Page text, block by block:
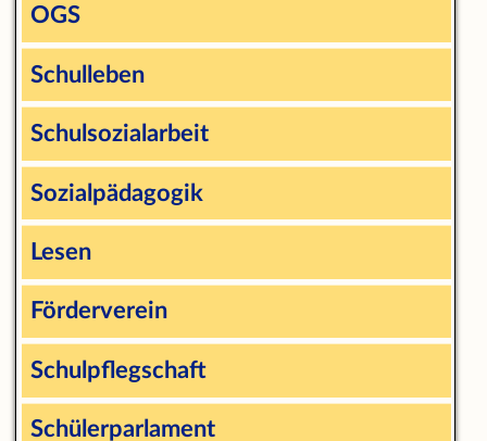
OGS
Schulleben
Schulsozialarbeit
Sozialpädagogik
Lesen
Förderverein
Schulpflegschaft
Schülerparlament